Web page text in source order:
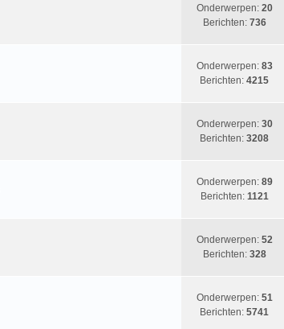
Onderwerpen: 20
Berichten: 736
Onderwerpen: 83
Berichten: 4215
Onderwerpen: 30
Berichten: 3208
Onderwerpen: 89
Berichten: 1121
Onderwerpen: 52
Berichten: 328
Onderwerpen: 51
Berichten: 5741